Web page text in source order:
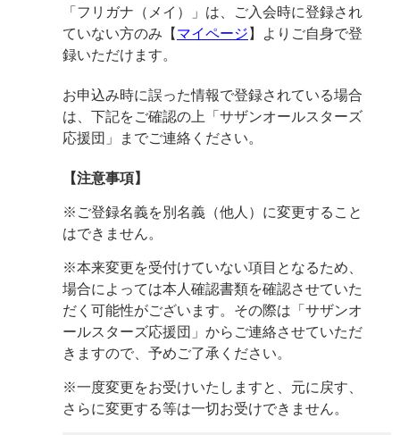
「フリガナ（メイ）」は、ご入会時に登録され
ていない方のみ【 マイページ 】よりご自身で登
録いただけます。
お申込み時に誤った情報で登録されている場合
は、下記をご確認の上「サザンオールスターズ
応援団」までご連絡ください。
【注意事項】
※ご登録名義を別名義（他人）に変更すること
はできません。
※本来変更を受付けていない項目となるため、
場合によっては本人確認書類を確認させていた
だく可能性がございます。その際は「サザンオ
ールスターズ応援団」からご連絡させていただ
きますので、予めご了承ください。
※一度変更をお受けいたしますと、元に戻す、
さらに変更する等は一切お受けできません。